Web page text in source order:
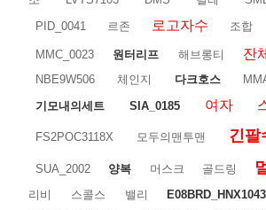
PID_0041
르존 로고자수 조합
MMC_0023 원터리프 해브롱티 잔
NBE9W506
체인지 다크호스
기모내의세트
SIA_0185 여자
FS2POC3118X 모두의맨투맨 긴팔
SUA_2002 양복 머스크 골드링
리비
스콜스 밸리